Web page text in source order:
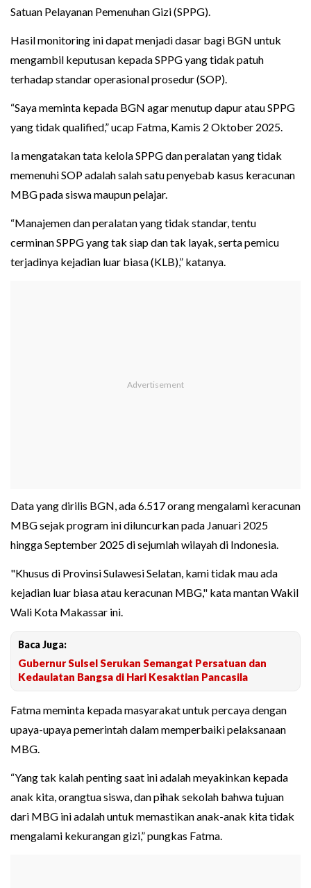
Satuan Pelayanan Pemenuhan Gizi (SPPG).
Hasil monitoring ini dapat menjadi dasar bagi BGN untuk
mengambil keputusan kepada SPPG yang tidak patuh
terhadap standar operasional prosedur (SOP).
“Saya meminta kepada BGN agar menutup dapur atau SPPG
yang tidak qualified,” ucap Fatma, Kamis 2 Oktober 2025.
Ia mengatakan tata kelola SPPG dan peralatan yang tidak
memenuhi SOP adalah salah satu penyebab kasus keracunan
MBG pada siswa maupun pelajar.
“Manajemen dan peralatan yang tidak standar, tentu
cerminan SPPG yang tak siap dan tak layak, serta pemicu
terjadinya kejadian luar biasa (KLB),” katanya.
Data yang dirilis BGN, ada 6.517 orang mengalami keracunan
MBG sejak program ini diluncurkan pada Januari 2025
hingga September 2025 di sejumlah wilayah di Indonesia.
"Khusus di Provinsi Sulawesi Selatan, kami tidak mau ada
kejadian luar biasa atau keracunan MBG," kata mantan Wakil
Wali Kota Makassar ini.
Baca Juga:
Gubernur Sulsel Serukan Semangat Persatuan dan
Kedaulatan Bangsa di Hari Kesaktian Pancasila
Fatma meminta kepada masyarakat untuk percaya dengan
upaya-upaya pemerintah dalam memperbaiki pelaksanaan
MBG.
“Yang tak kalah penting saat ini adalah meyakinkan kepada
anak kita, orangtua siswa, dan pihak sekolah bahwa tujuan
dari MBG ini adalah untuk memastikan anak-anak kita tidak
mengalami kekurangan gizi,” pungkas Fatma.